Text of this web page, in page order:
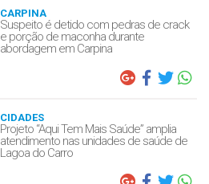
CARPINA
Suspeito é detido com pedras de crack
e porção de maconha durante
abordagem em Carpina
CIDADES
Projeto “Aqui Tem Mais Saúde” amplia
atendimento nas unidades de saúde de
Lagoa do Carro